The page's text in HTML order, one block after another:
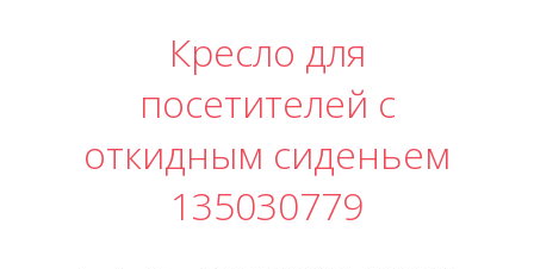
Кресло для
посетителей с
откидным сиденьем
135030779